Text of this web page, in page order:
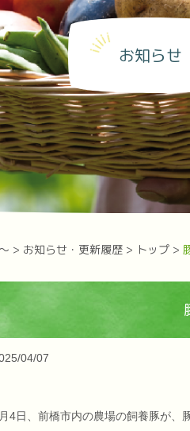
お知らせ
> お知らせ・更新履歴 > トップ >
04/07
4日、前橋市内の農場の飼養豚が、